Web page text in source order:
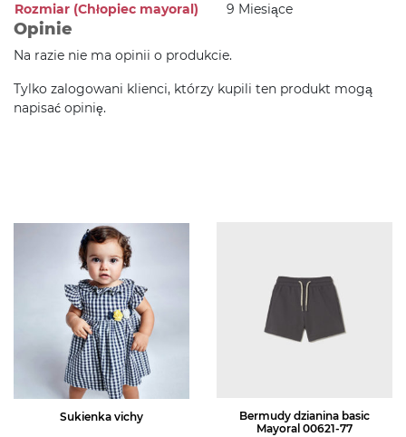
Rozmiar (Chłopiec mayoral)
9 Miesiące
Opinie
Na razie nie ma opinii o produkcie.
Tylko zalogowani klienci, którzy kupili ten produkt mogą
napisać opinię.
Sukienka vichy
Bermudy dzianina basic
Mayoral 00621-77